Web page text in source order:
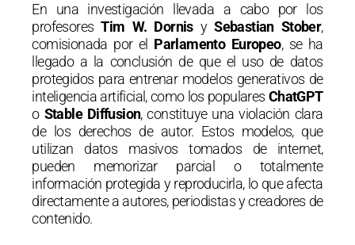
En una investigación llevada a cabo por los
profesoresTim W. DornisySebastian Stober,
comisionada por el Parlamento Europeo, se ha
llegado a la conclusión de que el uso de datos
protegidos para entrenar modelos generativos de
inteligencia artificial, como los populares ChatGPT
o Stable Diffusion, constituye una violación clara
de los derechos de autor. Estos modelos, que
utilizan datos masivos tomados de internet,
pueden memorizar parcial o totalmente
información protegida y reproducirla, lo que afecta
directamente a autores, periodistas y creadores de
contenido.